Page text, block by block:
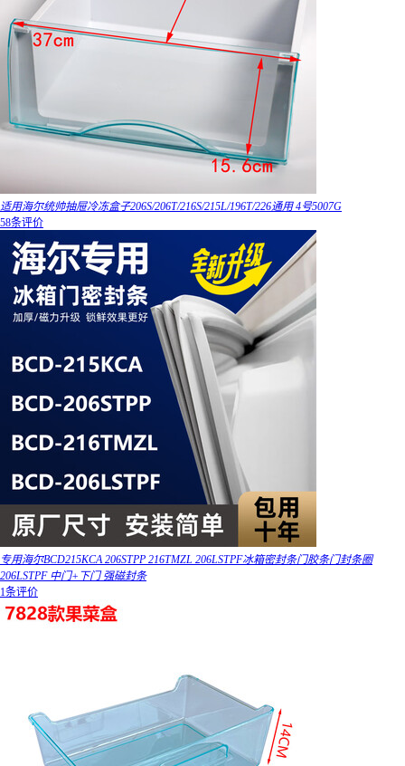
适用海尔统帅抽屉冷冻盒子206S/206T/216S/215L/196T/226通用 4号5007G
58条评价
专用海尔BCD215KCA 206STPP 216TMZL 206LSTPF冰箱密封条门胶条门封条圈
206LSTPF 中门+下门 强磁封条
1条评价